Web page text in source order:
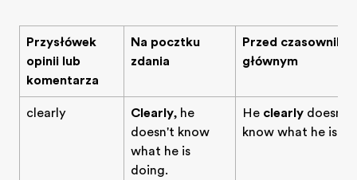
Przysłówek
opinii lub
komentarza
Na początku
zdania
Przed
głównym
clearly Clearly, he
doesn't know
what he is
doing.
He clearly doesn't
know what he is